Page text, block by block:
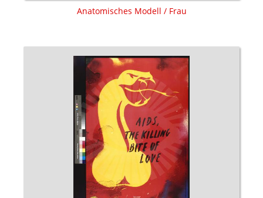
Anatomisches Modell / Frau